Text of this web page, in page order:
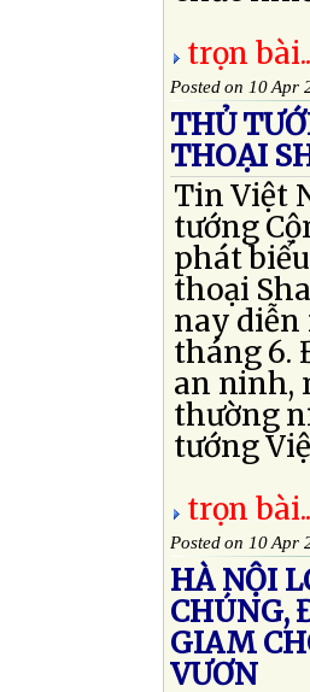
trọn
Posted on 10 Apr
THỦ
THOẠI
Tin Việt
tướng
phát
thoại
nay diễn
tháng 6.
an ninh,
thường
tướng
trọn
Posted on 10 Apr
HÀ NỘI
CHÚNG,
GIAM
VƯƠN